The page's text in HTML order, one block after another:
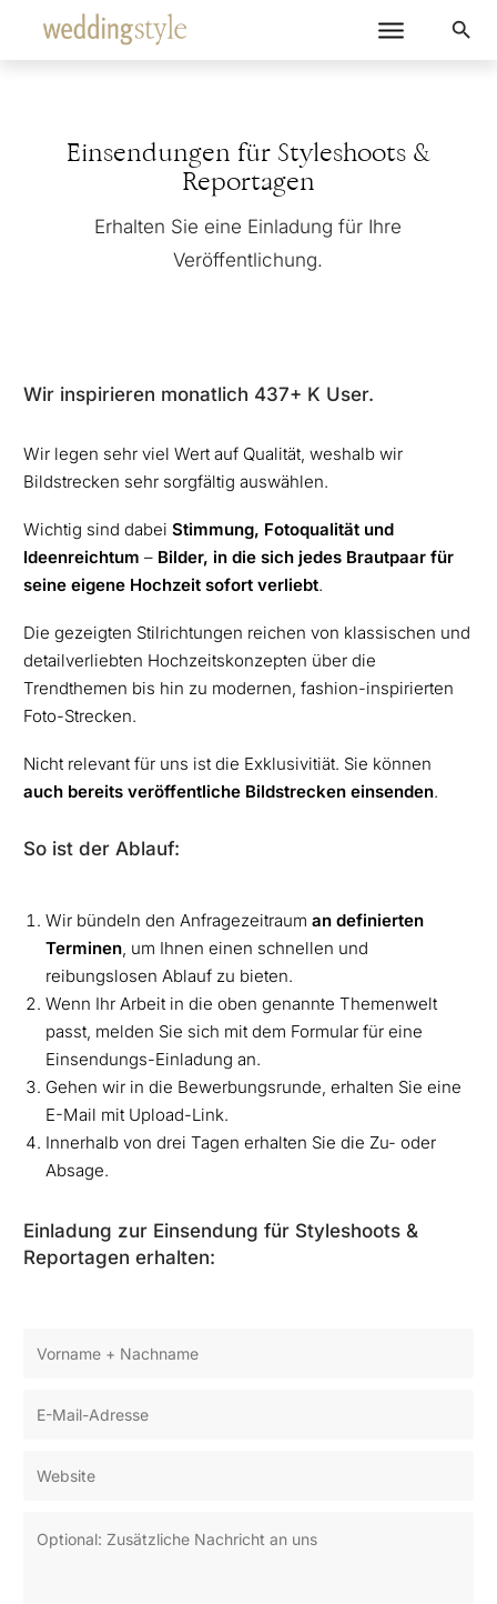
Einsendungen für Styleshoots &
Reportagen
Erhalten Sie eine Einladung für Ihre
Veröffentlichung.
Wir inspirieren monatlich 437+ K User.
Wir legen sehr viel Wert auf Qualität, weshalb wir
Bildstrecken sehr sorgfältig auswählen.
Wichtig sind dabei Stimmung, Fotoqualität und
Ideenreichtum – Bilder, in die sich jedes Brautpaar für
seine eigene Hochzeit sofort verliebt.
Die gezeigten Stilrichtungen reichen von klassischen und
detailverliebten Hochzeitskonzepten über die
Trendthemen bis hin zu modernen, fashion-inspirierten
Foto-Strecken.
Nicht relevant für uns ist die Exklusivitiät. Sie können
auch bereits veröffentliche Bildstrecken einsenden.
So ist der Ablauf:
Wir bündeln den Anfragezeitraum an definierten
Terminen, um Ihnen einen schnellen und
reibungslosen Ablauf zu bieten.
Wenn Ihr Arbeit in die oben genannte Themenwelt
passt, melden Sie sich mit dem Formular für eine
Einsendungs-Einladung an.
Gehen wir in die Bewerbungsrunde, erhalten Sie eine
E-Mail mit Upload-Link.
Innerhalb von drei Tagen erhalten Sie die Zu- oder
Absage.
Einladung zur Einsendung für Styleshoots &
Reportagen erhalten: